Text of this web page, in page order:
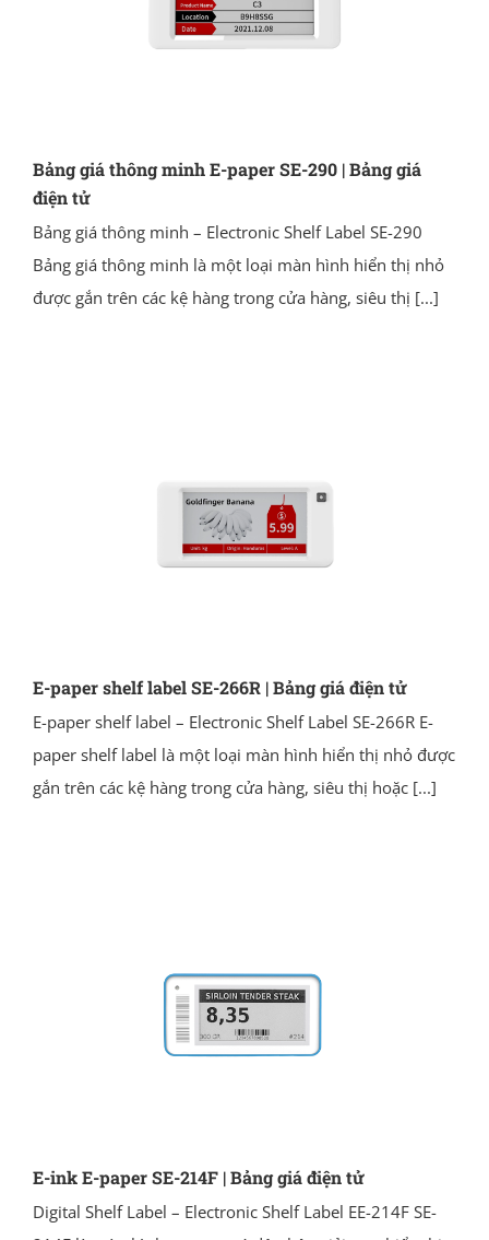
Bảng giá thông minh E-paper SE-290 | Bảng giá
điện tử
Bảng giá thông minh – Electronic Shelf Label SE-290
Bảng giá thông minh là một loại màn hình hiển thị nhỏ
được gắn trên các kệ hàng trong cửa hàng, siêu thị [...]
E-paper shelf label SE-266R | Bảng giá điện tử
E-paper shelf label – Electronic Shelf Label SE-266R E-
paper shelf label là một loại màn hình hiển thị nhỏ được
gắn trên các kệ hàng trong cửa hàng, siêu thị hoặc[...]
E-ink E-paper SE-214F | Bảng giá điện tử
Digital Shelf Label – Electronic Shelf Label EE-214F SE-